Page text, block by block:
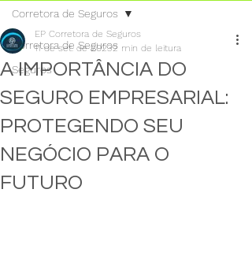
Corretora de Seguros
Seguros
Corretora de Seguros
A IMPORTÂNCIA DO
SEGURO EMPRESARIAL:
PROTEGENDO SEU
NEGÓCIO PARA O
FUTURO
EP Corretora de Seguros
11 de set. de 20232 min de leitura